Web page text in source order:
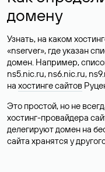
домену
Узнать, на каком
«nserver», где указан
домен. Например,
ns5.nic.ru, ns6.nic.ru,
на хостинге сайтов
Это простой, но не
хостинг-провайдера
делегируют домен на
сайта хранятся у